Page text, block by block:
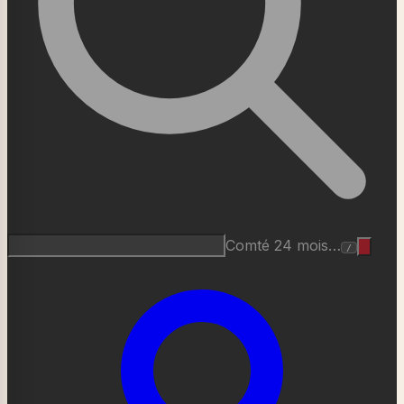
Roquefort AOP… /